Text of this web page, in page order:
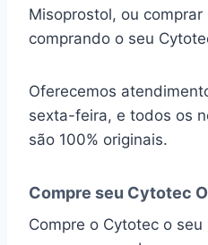
Misoprostol, ou
comprando o seu
Oferecemos
sexta-feira, e todos os
são 100% originais.
Compre seu Cytotec
Compre o Cytotec o